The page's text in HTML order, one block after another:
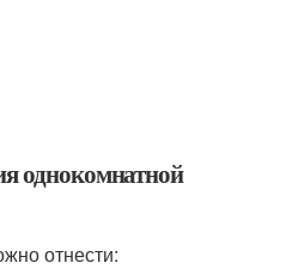
однокомнатной
отнести: